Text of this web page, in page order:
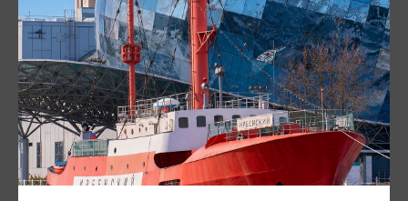
АДРЕС
ул. Саратовская, 2а (в здании старинной водонапорной Башни),
Показать на карте
СКИДКА
Скидка 10% на входной билет в музей
РЕЖИМ РАБОТЫ
ежедневно с 10:00 до 20:00